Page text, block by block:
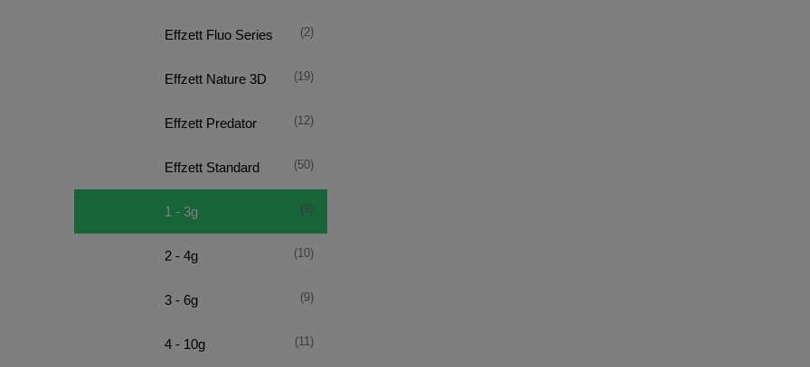
Effzett Fluo Series (2)
Effzett Nature 3D (19)
Effzett Predator (12)
Effzett Standard (50)
1 - 3g (9)
2 - 4g (10)
3 - 6g (9)
4 - 10g (11)